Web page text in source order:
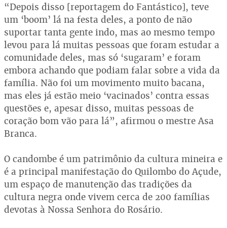
“Depois disso [reportagem do Fantástico], teve
um ‘boom’ lá na festa deles, a ponto de não
suportar tanta gente indo, mas ao mesmo tempo
levou para lá muitas pessoas que foram estudar a
comunidade deles, mas só ‘sugaram’ e foram
embora achando que podiam falar sobre a vida da
família. Não foi um movimento muito bacana,
mas eles já estão meio ‘vacinados’ contra essas
questões e, apesar disso, muitas pessoas de
coração bom vão para lá”, afirmou o mestre Asa
Branca.
O candombe é um patrimônio da cultura mineira e
é a principal manifestação do Quilombo do Açude,
um espaço de manutenção das tradições da
cultura negra onde vivem cerca de 200 famílias
devotas à Nossa Senhora do Rosário.